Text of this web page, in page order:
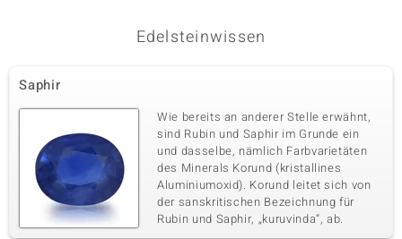
Edelsteinvarietät
Grüner Saphir 1 à 4x3 mm
Karatgewicht Summe
0,171 ct
Schliff
Ovalschliff
Fassung
Krappenfassung
Herkunft
Madagaskar
Edelsteinwissen
Saphir
Wie bereits an anderer Stelle erwähnt,
sind Rubin und Saphir im Grunde ein
und dasselbe, nämlich Farbvarietäten
des Minerals Korund (kristallines
Aluminiumoxid). Korund leitet sich von
der sanskritischen Bezeichnung für
Rubin und Saphir, „kuruvinda“, ab.